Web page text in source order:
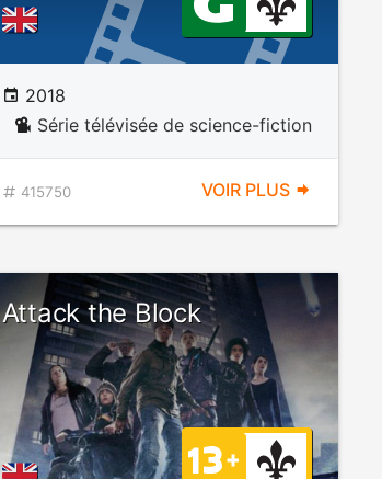
2018
Série télévisée de science-fiction
415750 VOIR PLUS
Attack the Block